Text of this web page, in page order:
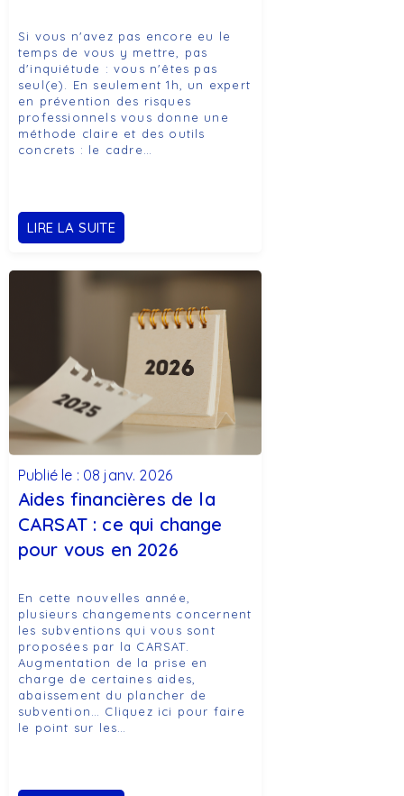
Si vous n'avez pas encore eu le
temps de vous y mettre, pas
d'inquiétude : vous n'êtes pas
seul(e). En seulement 1h, un expert
en prévention des risques
professionnels vous donne une
méthode claire et des outils
concrets : le cadre…
LIRE LA SUITE
Publié le : 08 janv. 2026
Aides financières de la
CARSAT : ce qui change
pour vous en 2026
En cette nouvelles année,
plusieurs changements concernent
les subventions qui vous sont
proposées par la CARSAT.
Augmentation de la prise en
charge de certaines aides,
abaissement du plancher de
subvention… Cliquez ici pour faire
le point sur les…